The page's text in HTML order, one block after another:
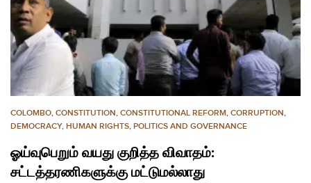
COLOMBO, CONSTITUTION, CONSTITUTIONAL REFORM, CORRUPTION,
DEMOCRACY, HUMAN RIGHTS, POLITICS AND GOVERNANCE
ஓய்வுபெறும் வயது குறித்த விவாதம்:
சட்டத்தரணிகளுக்கு மட்டுமல்லாது